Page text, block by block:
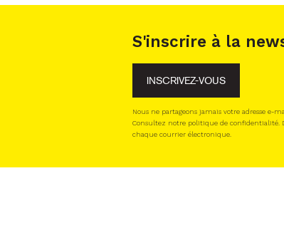
S'inscrire à la
INSCRIVEZ-VOUS
Nous ne partageons jamais votre adresse e-
Consultez notre politique de confidentialité.
chaque courrier électronique.